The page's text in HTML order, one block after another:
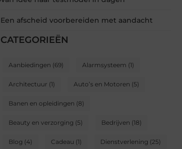
Een afscheid voorbereiden met aandacht
CATEGORIEËN
Aanbiedingen (69) Alarmsysteem (1)
Architectuur (1) Auto’s en Motoren (5)
Banen en opleidingen (8)
Beauty en verzorging (5) Bedrijven (18)
Blog (4) Cadeau (1) Dienstverlening (25)